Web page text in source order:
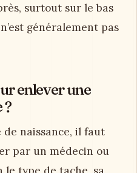
surtout sur le bas
généralement pas
enlever une
?
naissance, il faut
par un médecin ou